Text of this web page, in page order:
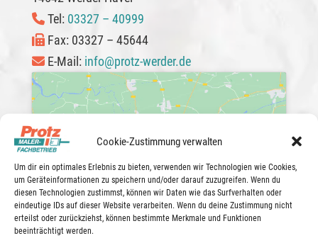
Cookie-Zustimmung verwalten
Um dir ein optimales Erlebnis zu bieten, verwenden wir Technologien wie Cookies,
um Geräteinformationen zu speichern und/oder darauf zuzugreifen. Wenn du
diesen Technologien zustimmst, können wir Daten wie das Surfverhalten oder
eindeutige IDs auf dieser Website verarbeiten. Wenn du deine Zustimmung nicht
erteilst oder zurückziehst, können bestimmte Merkmale und Funktionen
beeinträchtigt werden.
Tel: 03327 – 40999
Fax: 03327 – 45644
E-Mail: info@protz-werder.de
Klicke auf "Ich stimme zu", um Google maps zu
aktivieren
Cookie-Richtlinie
Ich stimme zu